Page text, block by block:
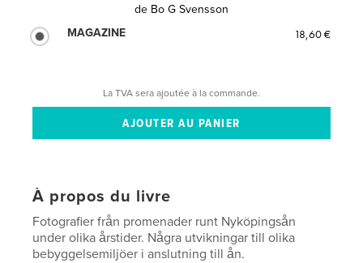
de Bo G Svensson
MAGAZINE
18,60 €
La TVA sera ajoutée à la commande.
À propos du livre
Fotografier från promenader runt Nyköpingsån
under olika årstider. Några utvikningar till olika
bebyggelsemiljöer i anslutning till ån.